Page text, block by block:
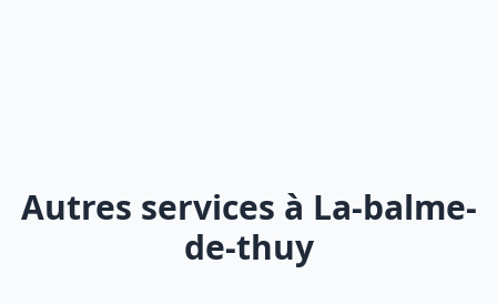
Autres services à La-balme-
de-thuy